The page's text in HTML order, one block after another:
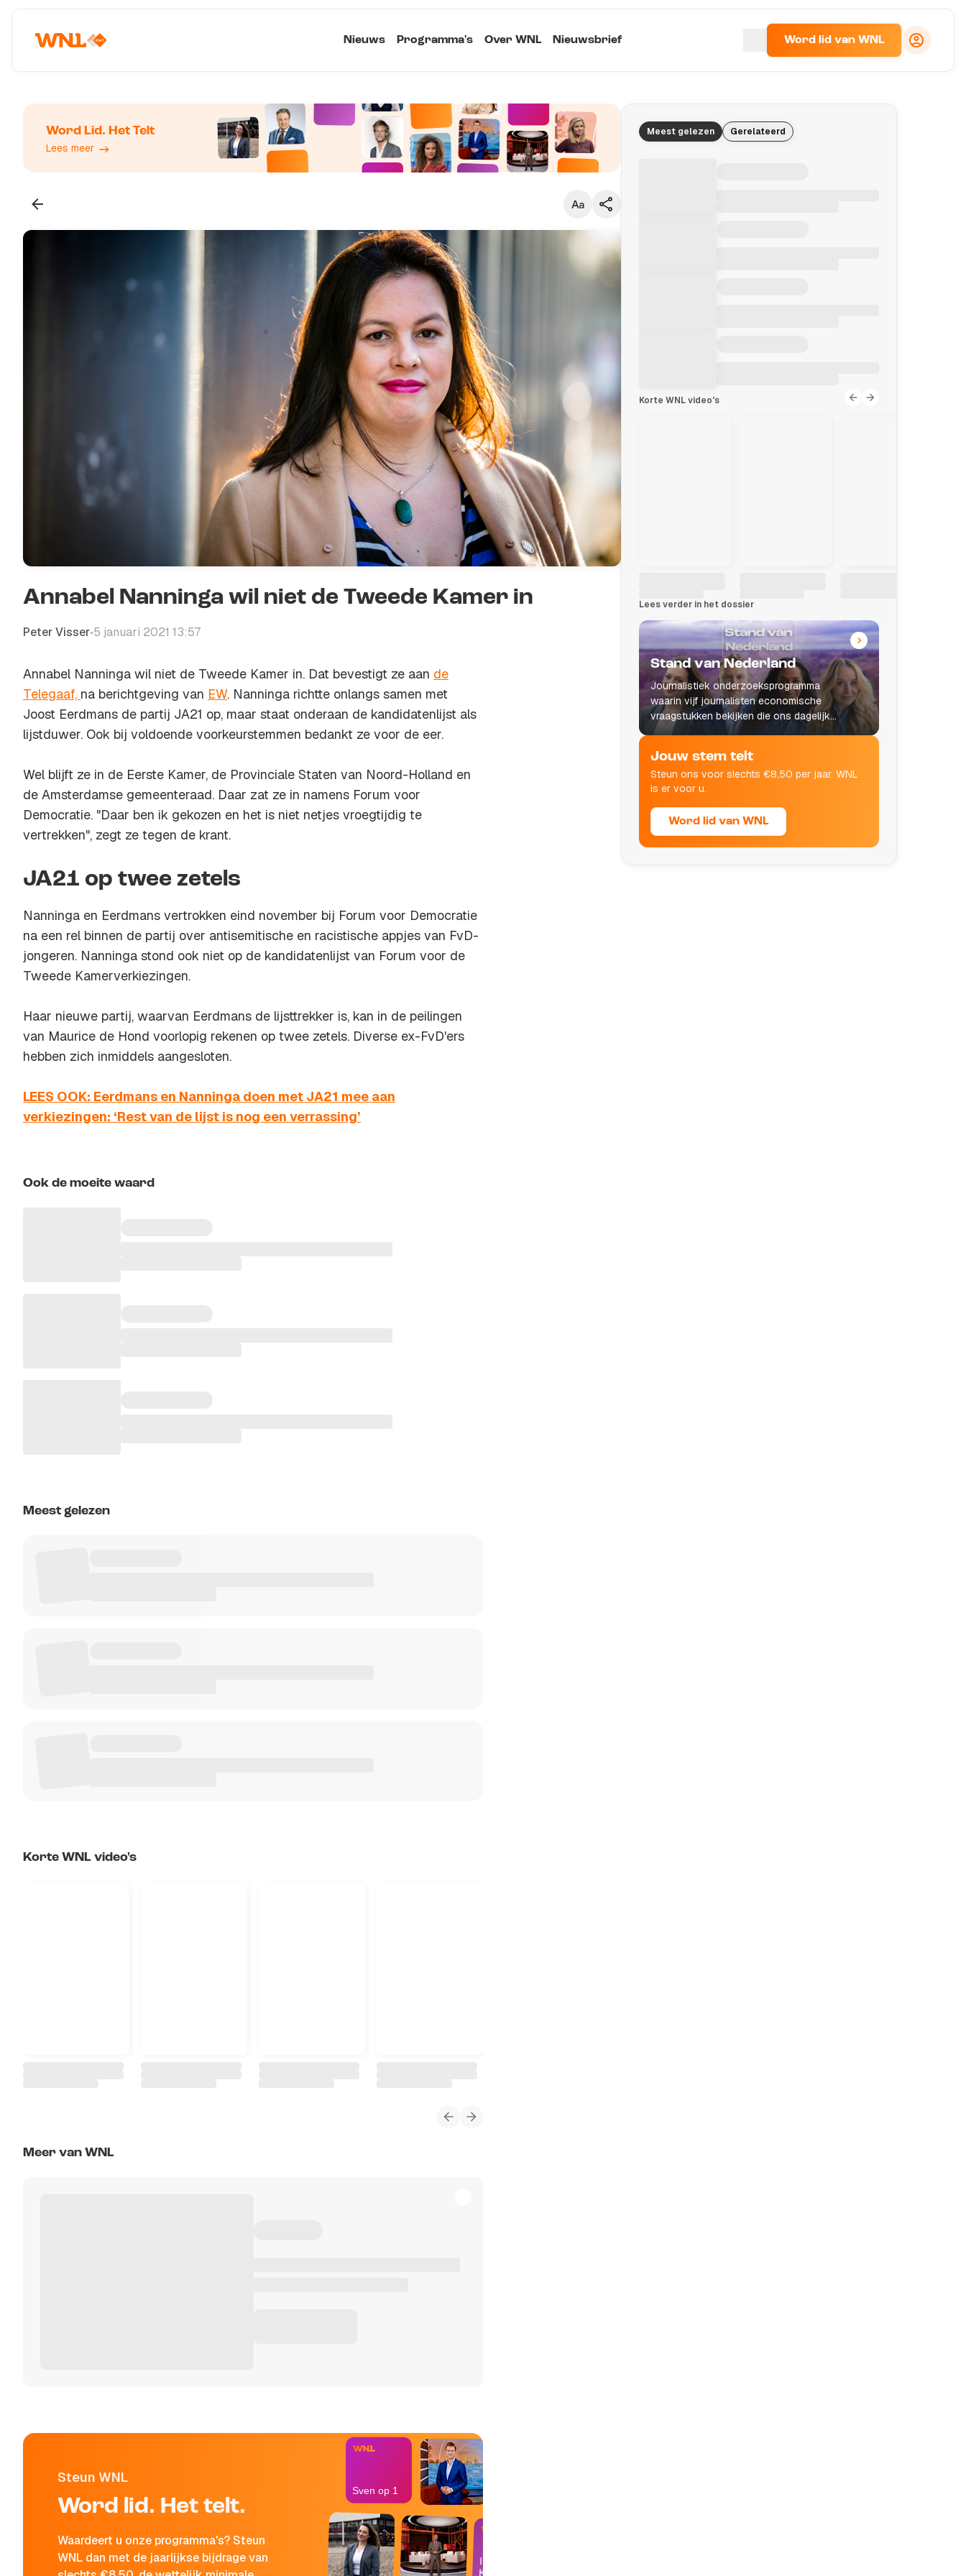
Nieuws Programma's Over WNL Nieuwsbrief Word lid van WNL
Word Lid. Het Telt
Lees meer
Annabel Nanninga wil niet de Tweede Kamer in
Peter Visser•5 januari 2021 13:57
Annabel Nanninga wil niet de Tweede Kamer in. Dat bevestigt ze aan de
Telegaaf, na berichtgeving van EW. Nanninga richtte onlangs samen met
Joost Eerdmans de partij JA21 op, maar staat onderaan de kandidatenlijst als
lijstduwer. Ook bij voldoende voorkeurstemmen bedankt ze voor de eer.
Wel blijft ze in de Eerste Kamer, de Provinciale Staten van Noord-Holland en
de Amsterdamse gemeenteraad. Daar zat ze in namens Forum voor
Democratie. "Daar ben ik gekozen en het is niet netjes vroegtijdig te
vertrekken", zegt ze tegen de krant.
JA21 op twee zetels
Nanninga en Eerdmans vertrokken eind november bij Forum voor Democratie
na een rel binnen de partij over antisemitische en racistische appjes van FvD-
jongeren. Nanninga stond ook niet op de kandidatenlijst van Forum voor de
Tweede Kamerverkiezingen.
Haar nieuwe partij, waarvan Eerdmans de lijsttrekker is, kan in de peilingen
van Maurice de Hond voorlopig rekenen op twee zetels. Diverse ex-FvD'ers
hebben zich inmiddels aangesloten.
LEES OOK: Eerdmans en Nanninga doen met JA21 mee aan
verkiezingen: ‘Rest van de lijst is nog een verrassing’
Ook de moeite waard
Meest gelezen
Korte WNL video's
Meer van WNL
Steun WNL
Word lid. Het telt.
Waardeert u onze programma's? Steun
WNL dan met de jaarlijkse bijdrage van
In de
Kantine
Sven op 1
Meest gelezen Gerelateerd
Korte WNL video's
Lees verder in het dossier
Stand van Nederland
Journalistiek onderzoeksprogramma
waarin vijf journalisten economische
vraagstukken bekijken die ons dagelijks
leven raken.
Jouw stem telt
Steun ons voor slechts €8,50 per jaar. WNL
is er voor u.
Word lid van WNL